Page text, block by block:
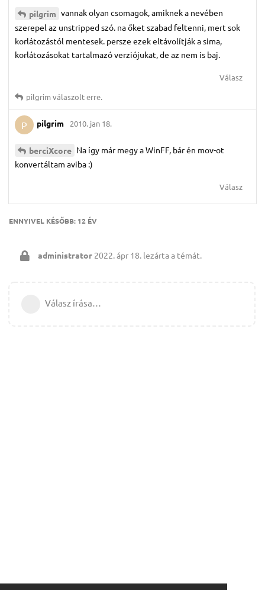
pilgrim vannak olyan csomagok, amiknek a nevében
szerepel az unstripped szó. na őket szabad feltenni, mert sok
korlátozástól mentesek. persze ezek eltávolítják a sima,
korlátozásokat tartalmazó verziójukat, de az nem is baj.
Válasz
pilgrimválaszolt erre.
P pilgrim 2010. jan 18.
berciXcore Na így már megy a WinFF, bár én mov-ot
konvertáltam aviba :)
Válasz
ENNYIVEL KÉSŐBB: 12 ÉV
administrator 2022. ápr 18. lezárta a témát.
Válasz írása…